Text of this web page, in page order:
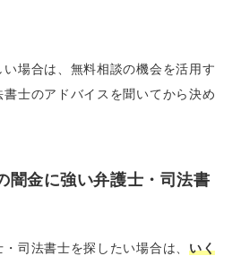
場合は、無料相談の機会を活用す
士のアドバイスを聞いてから決め
闇金に強い弁護士・司法書
司法書士を探したい場合は、 いく